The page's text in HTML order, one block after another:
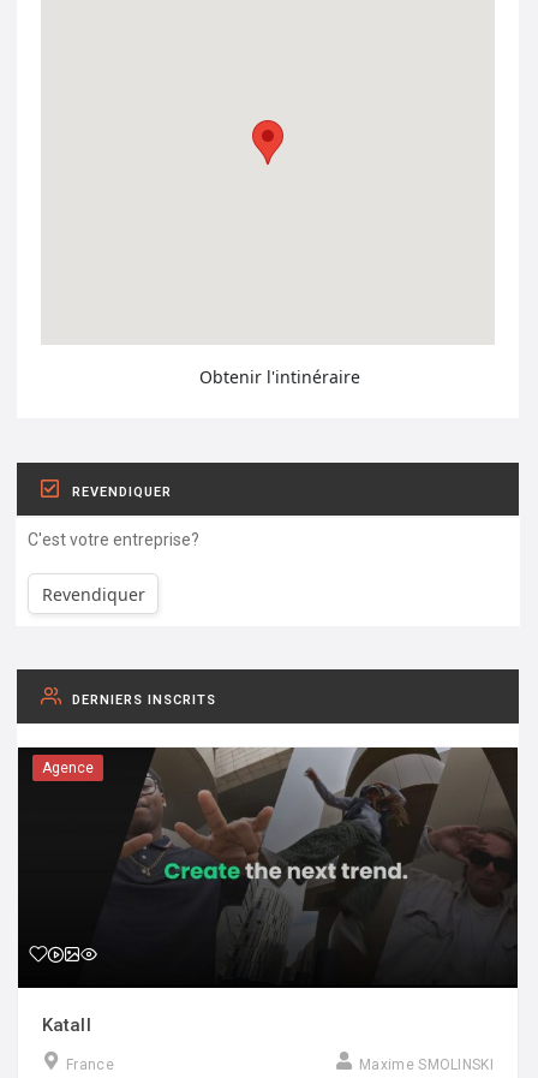
Obtenir l'intinéraire
REVENDIQUER
C'est votre entreprise?
Revendiquer
DERNIERS INSCRITS
Agence
Katall
France Maxime SMOLINSKI